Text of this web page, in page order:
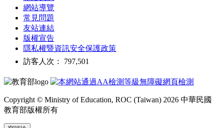
網站導覽
常見問題
友站連結
版權宣告
隱私權暨資訊安全保護政策
訪客人次： 797,501
Copyright © Ministry of Education, ROC (Taiwan) 2026 中華民國
教育部版權所有